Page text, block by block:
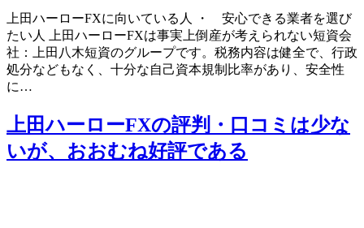
上田ハーローFXに向いている人 ・ 安心できる業者を選び
たい人 上田ハーローFXは事実上倒産が考えられない短資会
社：上田八木短資のグループです。税務内容は健全で、行政
処分などもなく、十分な自己資本規制比率があり、安全性
に…
上田ハーローFXの評判・口コミは少な
いが、おおむね好評である